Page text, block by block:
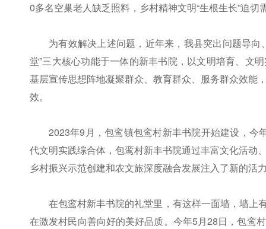
0多名空巢老人缺乏照料，乡村精神文明“生根生长”迫切
为有效解决上述问题，近年来，我县突出问题导
堂”三大核心功能于一体的新丰书院，以文明培育、文
基层宣传思想阵地凝聚群众、教育群众、服务群众效能
效。
2023年9月，包鸾镇包鸾村新丰书院开始建设，
代文明实践综合体，包鸾村新丰书院通过丰富文化活动
乡村振兴示范创建和农文旅深度融合发展注入了新的活
在包鸾村新丰书院的礼堂里，有这样一面墙，墙上
在激发村民向善向好的美好品质。今年5月28日，包鸾